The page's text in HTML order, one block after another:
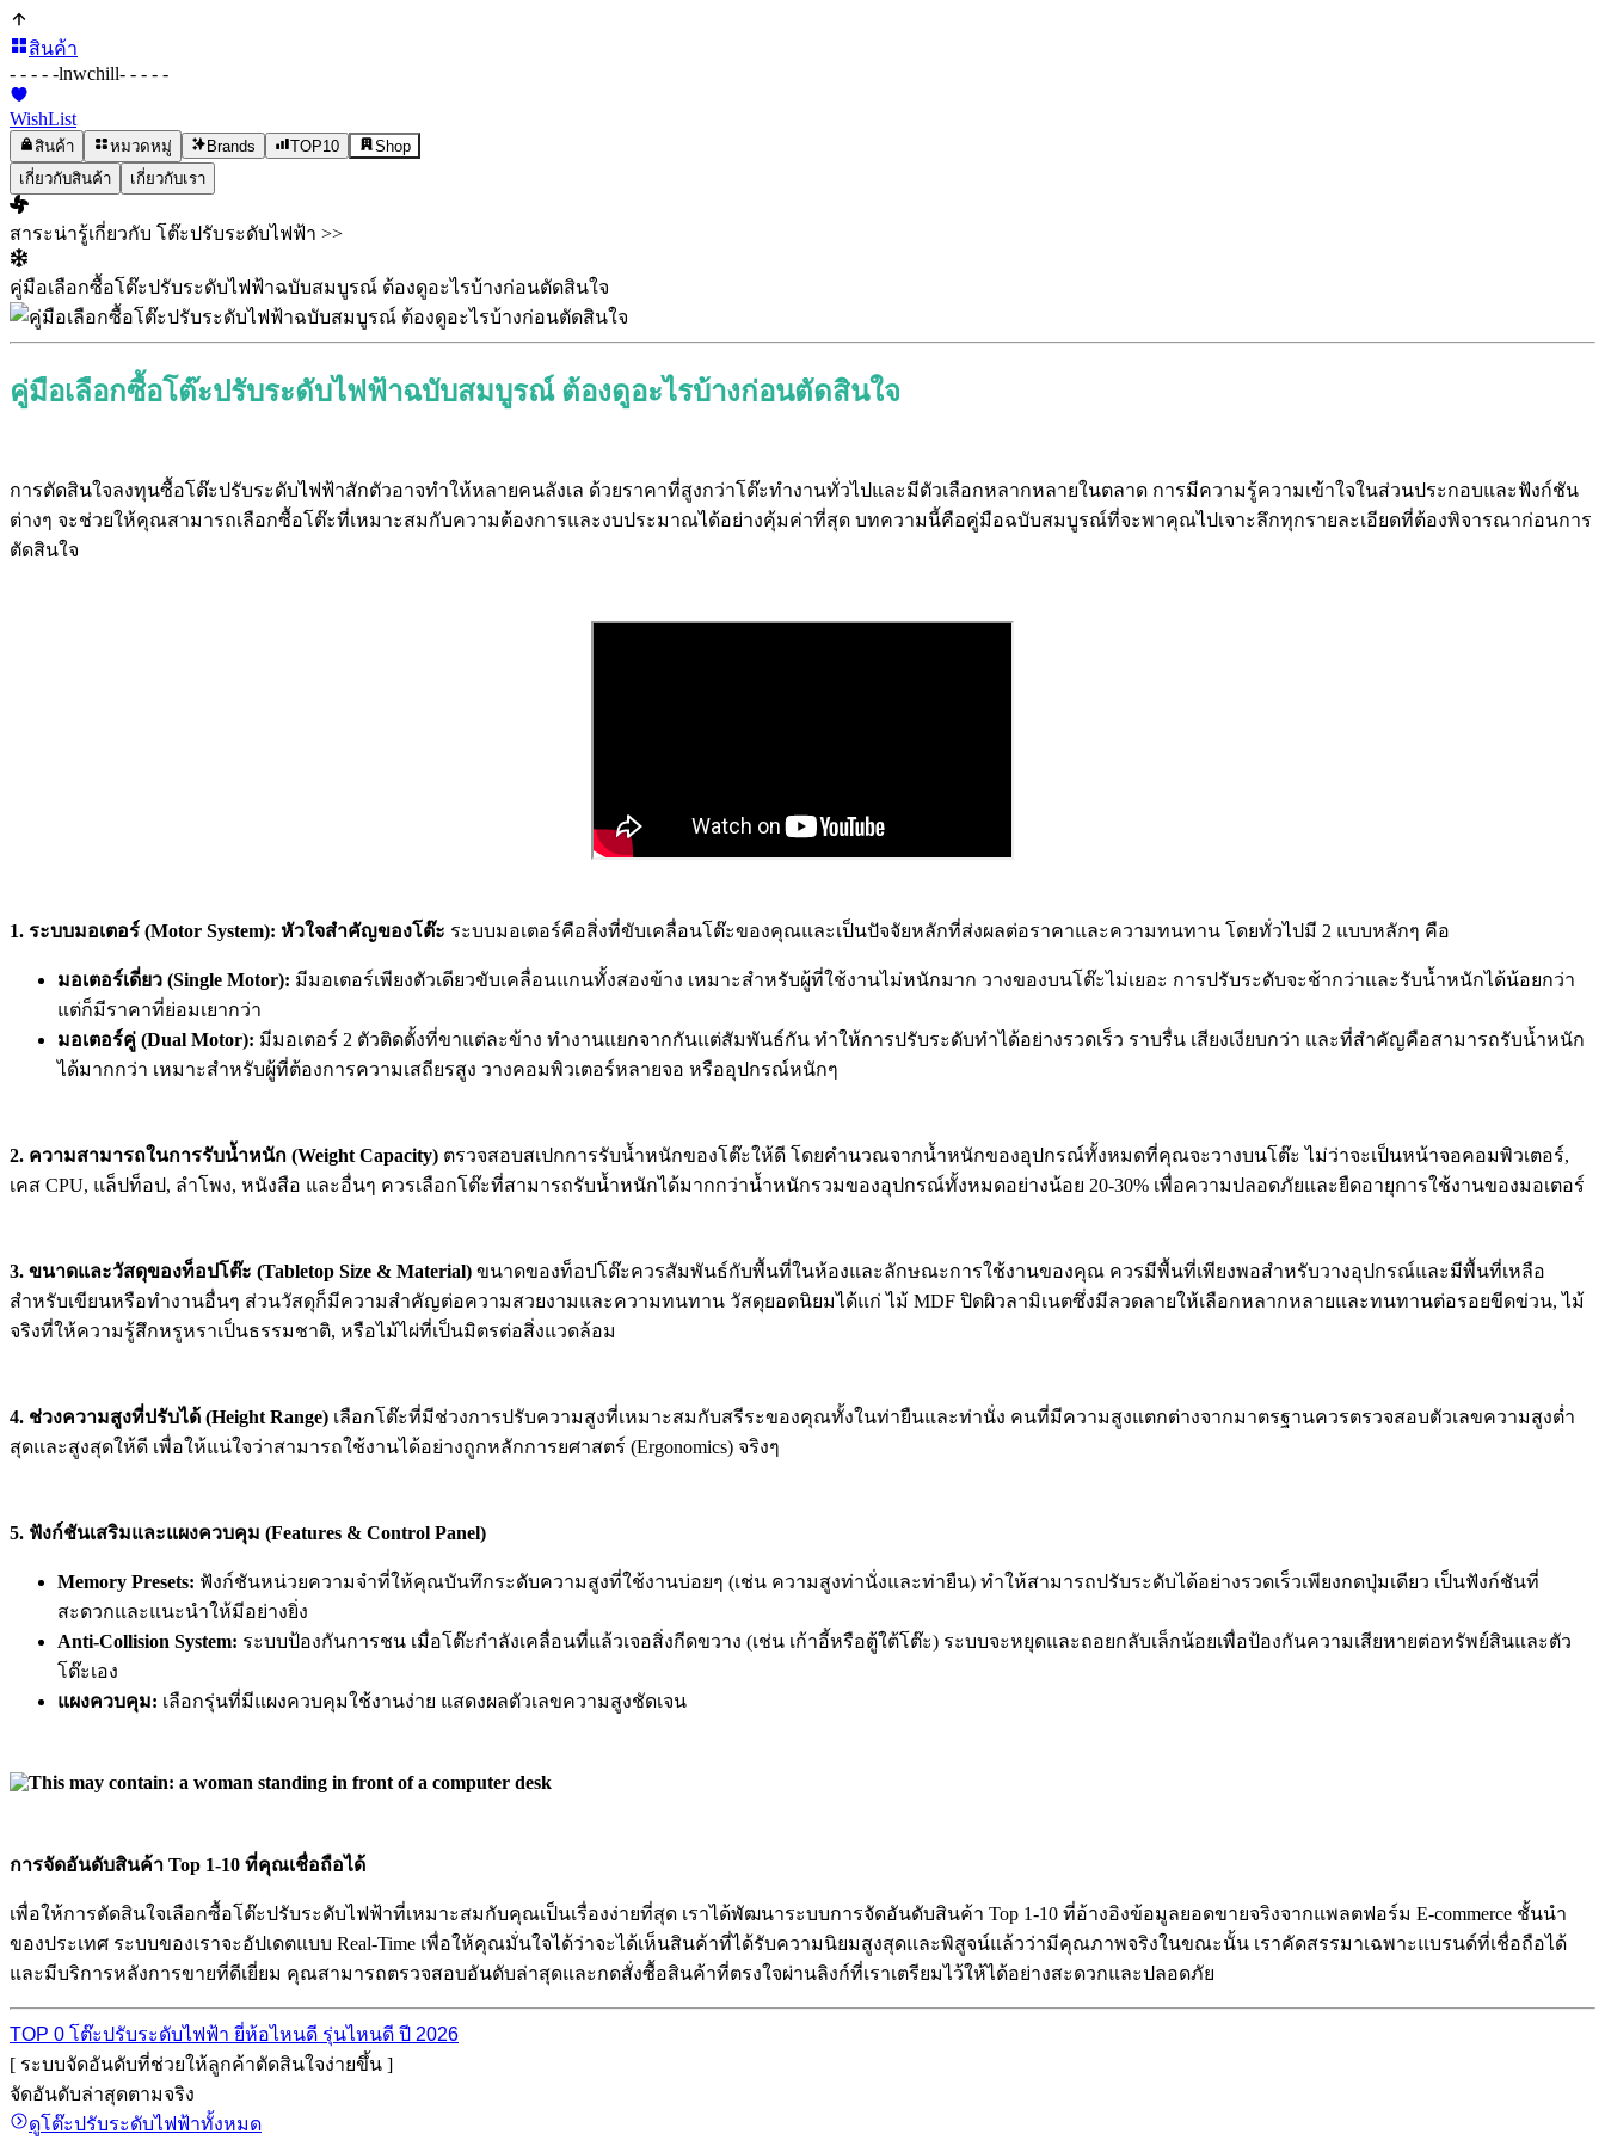
สินค้า
- - - - -lnwchill- - - - -
WishList
สินค้า หมวดหมู่ Brands TOP10
Shop
เกี่ยวกับสินค้า
เกี่ยวกับเรา
สาระน่ารู้เกี่ยวกับ โต๊ะปรับระดับไฟฟ้า >>
คู่มือเลือกซื้อโต๊ะปรับระดับไฟฟ้าฉบับสมบูรณ์ ต้องดูอะไรบ้างก่อนตัดสินใจ
คู่มือเลือกซื้อโต๊ะปรับระดับไฟฟ้าฉบับสมบูรณ์ ต้องดูอะไรบ้างก่อนตัดสินใจ
การตัดสินใจลงทุนซื้อโต๊ะปรับระดับไฟฟ้าสักตัวอาจทำให้หลายคนลังเล ด้วยราคาที่สูงกว่าโต๊ะทำงานทั่วไปและมีตัวเลือกหลากหลายในตลาด การมีความรู้ความเข้าใจในส่วนประกอบและฟังก์ชัน
ต่างๆ จะช่วยให้คุณสามารถเลือกซื้อโต๊ะที่เหมาะสมกับความต้องการและงบประมาณได้อย่างคุ้มค่าที่สุด บทความนี้คือคู่มือฉบับสมบูรณ์ที่จะพาคุณไปเจาะลึกทุกรายละเอียดที่ต้องพิจารณาก่อนการ
ตัดสินใจ
1. ระบบมอเตอร์ (Motor System): หัวใจสำคัญของโต๊ะ ระบบมอเตอร์คือสิ่งที่ขับเคลื่อนโต๊ะของคุณและเป็นปัจจัยหลักที่ส่งผลต่อราคาและความทนทาน โดยทั่วไปมี 2 แบบหลักๆ คือ
มอเตอร์เดี่ยว (Single Motor): มีมอเตอร์เพียงตัวเดียวขับเคลื่อนแกนทั้งสองข้าง เหมาะสำหรับผู้ที่ใช้งานไม่หนักมาก วางของบนโต๊ะไม่เยอะ การปรับระดับจะช้ากว่าและรับน้ำหนักได้น้อยกว่า
แต่ก็มีราคาที่ย่อมเยากว่า
มอเตอร์คู่ (Dual Motor): มีมอเตอร์ 2 ตัวติดตั้งที่ขาแต่ละข้าง ทำงานแยกจากกันแต่สัมพันธ์กัน ทำให้การปรับระดับทำได้อย่างรวดเร็ว ราบรื่น เสียงเงียบกว่า และที่สำคัญคือสามารถรับน้ำหนัก
ได้มากกว่า เหมาะสำหรับผู้ที่ต้องการความเสถียรสูง วางคอมพิวเตอร์หลายจอ หรืออุปกรณ์หนักๆ
2. ความสามารถในการรับน้ำหนัก (Weight Capacity) ตรวจสอบสเปกการรับน้ำหนักของโต๊ะให้ดี โดยคำนวณจากน้ำหนักของอุปกรณ์ทั้งหมดที่คุณจะวางบนโต๊ะ ไม่ว่าจะเป็นหน้าจอคอมพิวเตอร์,
เคส CPU, แล็ปท็อป, ลำโพง, หนังสือ และอื่นๆ ควรเลือกโต๊ะที่สามารถรับน้ำหนักได้มากกว่าน้ำหนักรวมของอุปกรณ์ทั้งหมดอย่างน้อย 20-30% เพื่อความปลอดภัยและยืดอายุการใช้งานของมอเตอร์
3. ขนาดและวัสดุของท็อปโต๊ะ (Tabletop Size & Material) ขนาดของท็อปโต๊ะควรสัมพันธ์กับพื้นที่ในห้องและลักษณะการใช้งานของคุณ ควรมีพื้นที่เพียงพอสำหรับวางอุปกรณ์และมีพื้นที่เหลือ
สำหรับเขียนหรือทำงานอื่นๆ ส่วนวัสดุก็มีความสำคัญต่อความสวยงามและความทนทาน วัสดุยอดนิยมได้แก่ ไม้ MDF ปิดผิวลามิเนตซึ่งมีลวดลายให้เลือกหลากหลายและทนทานต่อรอยขีดข่วน, ไม้
จริงที่ให้ความรู้สึกหรูหราเป็นธรรมชาติ, หรือไม้ไผ่ที่เป็นมิตรต่อสิ่งแวดล้อม
4. ช่วงความสูงที่ปรับได้ (Height Range) เลือกโต๊ะที่มีช่วงการปรับความสูงที่เหมาะสมกับสรีระของคุณทั้งในท่ายืนและท่านั่ง คนที่มีความสูงแตกต่างจากมาตรฐานควรตรวจสอบตัวเลขความสูงต่ำ
สุดและสูงสุดให้ดี เพื่อให้แน่ใจว่าสามารถใช้งานได้อย่างถูกหลักการยศาสตร์ (Ergonomics) จริงๆ
5. ฟังก์ชันเสริมและแผงควบคุม (Features & Control Panel)
Memory Presets: ฟังก์ชันหน่วยความจำที่ให้คุณบันทึกระดับความสูงที่ใช้งานบ่อยๆ (เช่น ความสูงท่านั่งและท่ายืน) ทำให้สามารถปรับระดับได้อย่างรวดเร็วเพียงกดปุ่มเดียว เป็นฟังก์ชันที่
สะดวกและแนะนำให้มีอย่างยิ่ง
Anti-Collision System: ระบบป้องกันการชน เมื่อโต๊ะกำลังเคลื่อนที่แล้วเจอสิ่งกีดขวาง (เช่น เก้าอี้หรือตู้ใต้โต๊ะ) ระบบจะหยุดและถอยกลับเล็กน้อยเพื่อป้องกันความเสียหายต่อทรัพย์สินและตัว
โต๊ะเอง
แผงควบคุม: เลือกรุ่นที่มีแผงควบคุมใช้งานง่าย แสดงผลตัวเลขความสูงชัดเจน
การจัดอันดับสินค้า Top 1-10 ที่คุณเชื่อถือได้
เพื่อให้การตัดสินใจเลือกซื้อโต๊ะปรับระดับไฟฟ้าที่เหมาะสมกับคุณเป็นเรื่องง่ายที่สุด เราได้พัฒนาระบบการจัดอันดับสินค้า Top 1-10 ที่อ้างอิงข้อมูลยอดขายจริงจากแพลตฟอร์ม E-commerce ชั้นนำ
ของประเทศ ระบบของเราจะอัปเดตแบบ Real-Time เพื่อให้คุณมั่นใจได้ว่าจะได้เห็นสินค้าที่ได้รับความนิยมสูงสุดและพิสูจน์แล้วว่ามีคุณภาพจริงในขณะนั้น เราคัดสรรมาเฉพาะแบรนด์ที่เชื่อถือได้
และมีบริการหลังการขายที่ดีเยี่ยม คุณสามารถตรวจสอบอันดับล่าสุดและกดสั่งซื้อสินค้าที่ตรงใจผ่านลิงก์ที่เราเตรียมไว้ให้ได้อย่างสะดวกและปลอดภัย
TOP 0 โต๊ะปรับระดับไฟฟ้า ยี่ห้อไหนดี รุ่นไหนดี ปี 2026
[ ระบบจัดอันดับที่ช่วยให้ลูกค้าตัดสินใจง่ายขึ้น ]
จัดอันดับล่าสุดตามจริง
ดูโต๊ะปรับระดับไฟฟ้าทั้งหมด